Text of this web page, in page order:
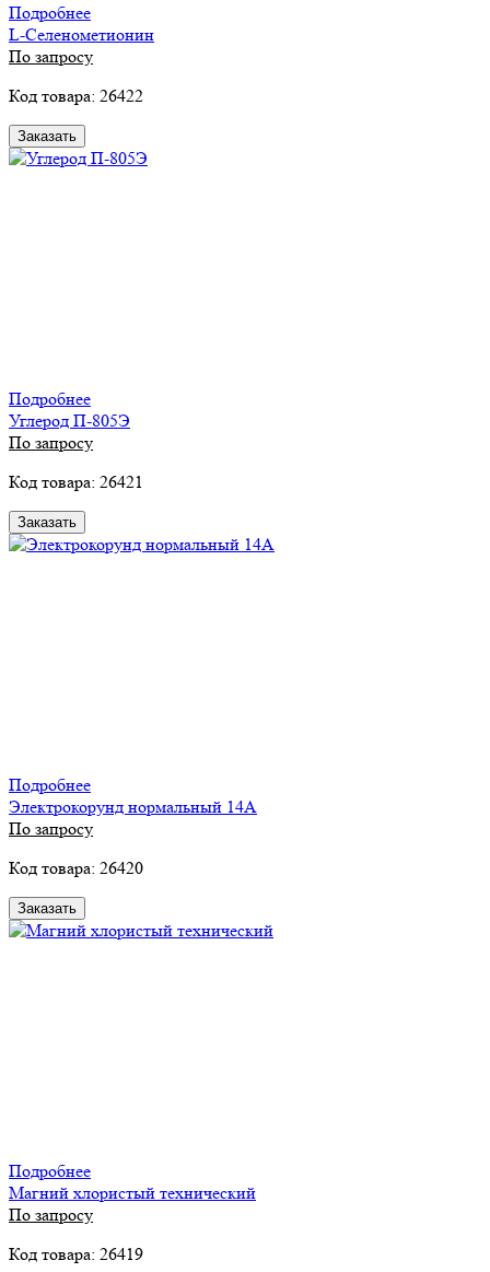
Подробнее
L-Селенометионин
По запросу
Код товара: 26422
Заказать
Подробнее
Углерод П-805Э
По запросу
Код товара: 26421
Заказать
Подробнее
Электрокорунд нормальный 14А
По запросу
Код товара: 26420
Заказать
Подробнее
Магний хлористый технический
По запросу
Код товара: 26419